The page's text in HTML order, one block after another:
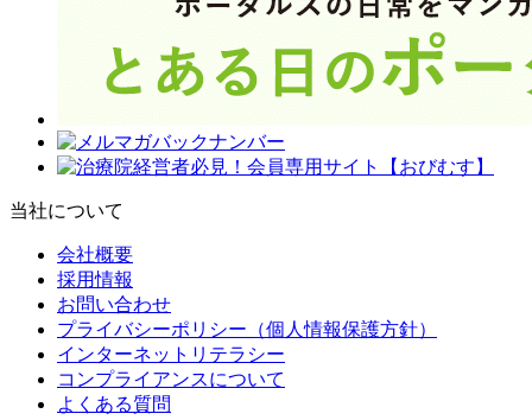
当社について
会社概要
採用情報
お問い合わせ
プライバシーポリシー（個人情報保護方針）
インターネットリテラシー
コンプライアンスについて
よくある質問